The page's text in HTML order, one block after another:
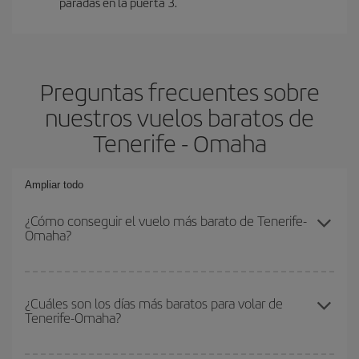
Preguntas frecuentes sobre
nuestros vuelos baratos de
Tenerife - Omaha
Ampliar todo
¿Cómo conseguir el vuelo más barato de Tenerife-
Omaha?
conseguir el vuelo más barato si evitas temporadas altas,
compras con antelación y puedes ser flexible con las fechas y
¿Cuáles son los días más baratos para volar de
Tenerife-Omaha?